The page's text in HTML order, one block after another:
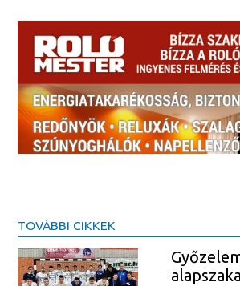
TOVÁBBI CIKKEK